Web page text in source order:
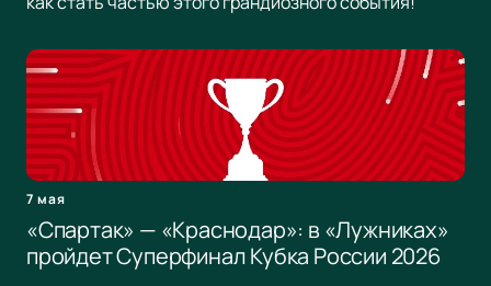
7 мая
«Спартак» — «Краснодар»: в «Лужниках»
пройдет Суперфинал Кубка России 2026